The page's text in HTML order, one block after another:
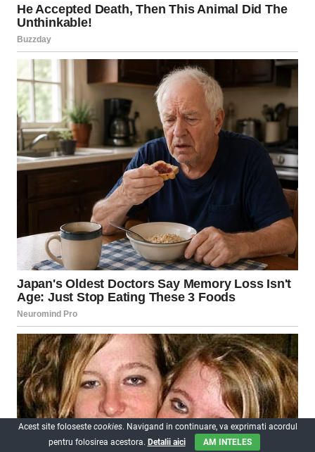
Acest site foloseste cookies. Navigand in continuare, va exprimati acordul
pentru folosirea acestora. Detalii aici AM INTELES